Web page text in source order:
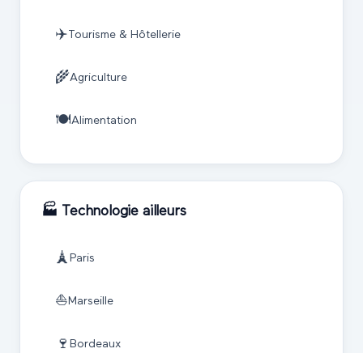
✈️ Tourisme & Hôtellerie
🌾Agriculture
🍽️Alimentation
🏭 Technologie ailleurs
🗼 Paris
⛵ Marseille
🍷 Bordeaux